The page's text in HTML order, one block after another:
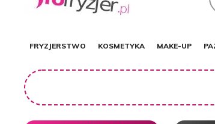
FRYZJERSTWO KOSMETYKA MAKE-UP